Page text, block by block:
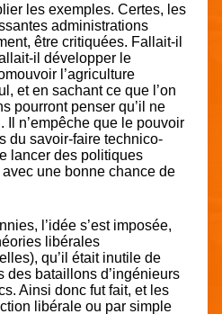
les exemples. Certes, les
administrations
être critiquées. Fallait-il
il développer le
l’agriculture
et en sachant ce que l’on
pourront penser qu’il ne
Il n’empêche que le pouvoir
du savoir-faire technico-
lancer des politiques
une bonne chance de
l’idée s’est imposée,
libérales
qu’il était inutile de
des bataillons d’ingénieurs
Ainsi donc fut fait, et les
libérale ou par simple